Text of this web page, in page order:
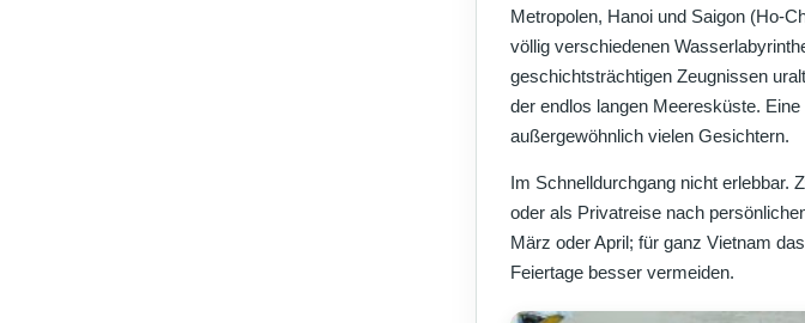
Metropolen, Hanoi und Saigon (Ho-
völlig verschiedenen
geschichtsträchtigen Zeugnissen
der endlos langen Meeresküste.
außergewöhnlich vielen Gesichtern.
Im Schnelldurchgang nicht erlebbar.
oder als Privatreise nach
März oder April; für ganz Vietnam
Feiertage besser vermeiden.